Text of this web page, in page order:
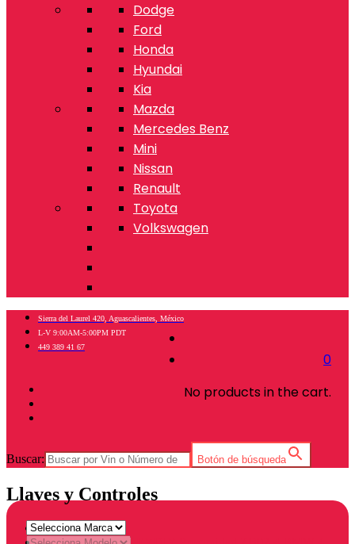
Dodge
Ford
Honda
Hyundai
Kia
Mazda
Mercedes Benz
Mini
Nissan
Renault
Toyota
Volkswagen
0
No products in the cart.
Sierra del Laurel 420, Aguascalientes, México
L-V 9:00AM-5:00PM PDT
449 389 41 67
Buscar: Botón de búsqueda
Llaves y Controles
Home